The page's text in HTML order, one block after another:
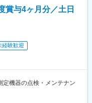
る場合があります。
でお客様先に訪問するこ
ト勤務です。
ーとの密な連携を重視し
い環境です。
賞与4ヶ月分／土日
経験歓迎
定機器の点検・メンテナン